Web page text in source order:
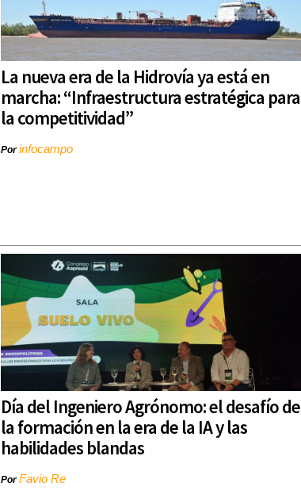
La nueva era de la Hidrovía ya está en
marcha: “Infraestructura estratégica para
la competitividad”
Porinfocampo
Día del Ingeniero Agrónomo: el desafío de
la formación en la era de la IA y las
habilidades blandas
PorFavio Re